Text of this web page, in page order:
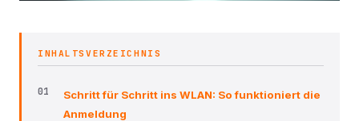
INHALTSVERZEICHNIS
Schritt für Schritt ins WLAN: So funktioniert die
Anmeldung